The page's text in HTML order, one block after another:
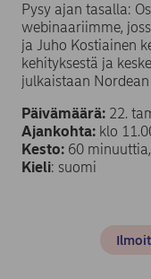
Pysy ajan tasalla:
webinaariimme,
ja Juho Kostiainen
kehityksestä ja
julkaistaan
Päivämäärä: 22.
Ajankohta: klo
Kesto: 60
Kieli: suomi